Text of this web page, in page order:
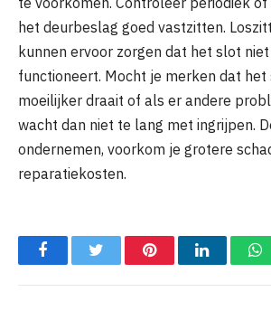
het deurbeslag goed vastzitten.
kunnen ervoor zorgen dat het slot niet
functioneert. Mocht je merken dat
moeilijker draait of als er andere
wacht dan niet te lang met ingrijpen.
ondernemen, voorkom je grotere
reparatiekosten.
FacebookTwitter PinterestLinkedIn